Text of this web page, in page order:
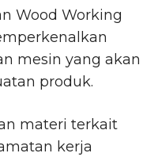
Wood Working
mesin yang akan
produk.
materi terkait
kerja